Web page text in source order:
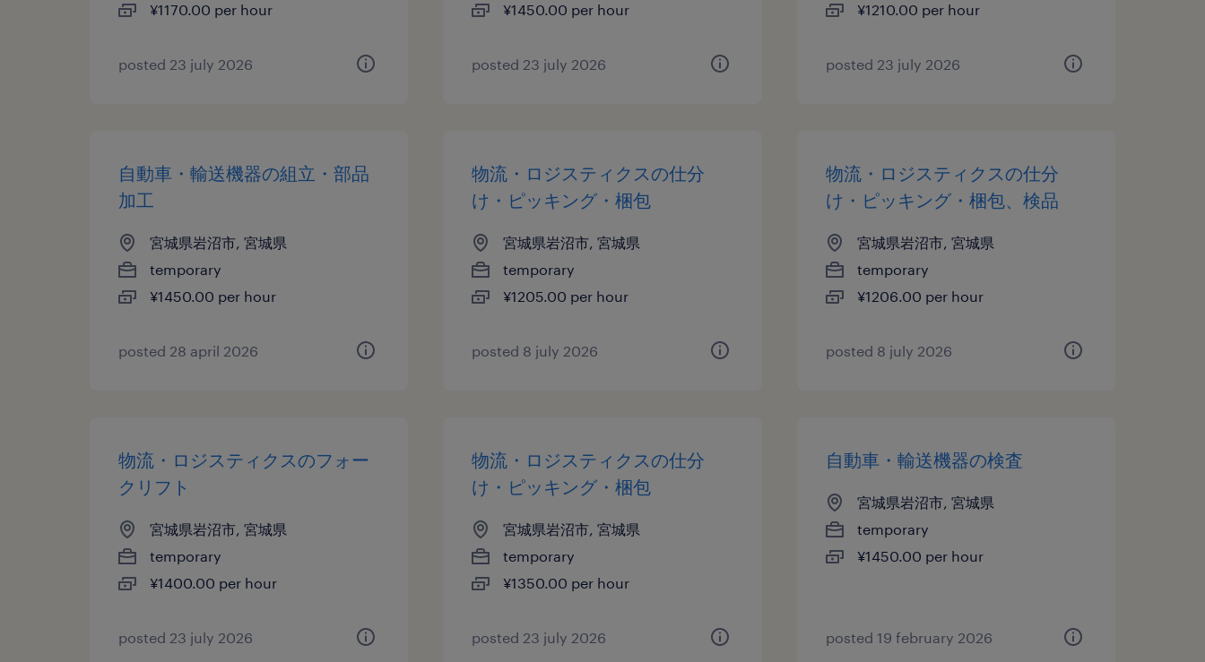
¥1170.00 per hour
posted 23 july 2026
¥1450.00 per hour
posted 23 july 2026
¥1210.00 per hour
posted 23 july 2026
自動車・輸送機器の組立・部品
加工
宮城県岩沼市, 宮城県
temporary
¥1450.00 per hour
posted 28 april 2026
物流・ロジスティクスの仕分
け・ピッキング・梱包
宮城県岩沼市, 宮城県
temporary
¥1205.00 per hour
posted 8 july 2026
物流・ロジスティクスの仕分
け・ピッキング・梱包、検品
宮城県岩沼市, 宮城県
temporary
¥1206.00 per hour
posted 8 july 2026
物流・ロジスティクスのフォー
クリフト
宮城県岩沼市, 宮城県
temporary
¥1400.00 per hour
posted 23 july 2026
物流・ロジスティクスの仕分
け・ピッキング・梱包
宮城県岩沼市, 宮城県
temporary
¥1350.00 per hour
posted 23 july 2026
自動車・輸送機器の検査
宮城県岩沼市, 宮城県
temporary
¥1450.00 per hour
posted 19 february 2026